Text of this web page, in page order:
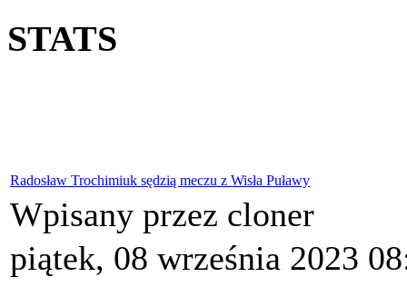
STATS
Radosław Trochimiuk sędzią meczu z Wisła Puławy
Wpisany przez cloner
piątek, 08 września 2023